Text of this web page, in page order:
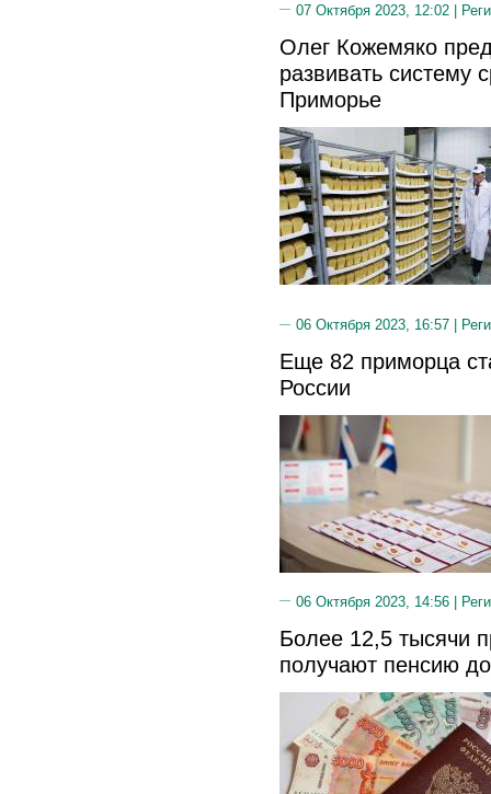
07 Октября 2023, 12:02 |
Олег Кожемяко
развивать систему
Приморье
06 Октября 2023, 16:57 |
Еще 82 приморца
России
06 Октября 2023, 14:56 |
Более 12,5 тысячи
получают пенсию